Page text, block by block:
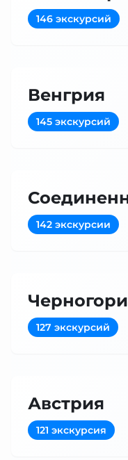
146 экскурсий
Венгрия
145 экскурсий
142 экскурсии
127 экскурсий
Австрия
121 экскурсия